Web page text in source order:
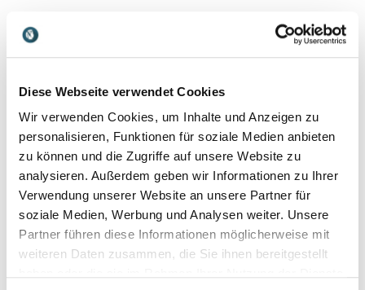
Diese Webseite verwendet Cookies
Wir verwenden Cookies, um Inhalte und Anzeigen zu
personalisieren, Funktionen für soziale Medien anbieten
zu können und die Zugriffe auf unsere Website zu
analysieren. Außerdem geben wir Informationen zu Ihrer
Verwendung unserer Website an unsere Partner für
soziale Medien, Werbung und Analysen weiter. Unsere
Partner führen diese Informationen möglicherweise mit
weiteren Daten zusammen, die Sie ihnen bereitgestellt
Servicekultur beschreibt die Art und Weise, wie
Unternehmen Kundenorientierung im Alltag leben – in
Sie entscheidet darüber, ob Kunden sich verstanden,
Gerade in wettbewerbsintensiven Märkten wird
exzellenter Service zu einem entscheidenden
Unterschied.
Für Unternehmen bedeutet eine starke Servicekultur
nicht nur zufriedenere Kunden, sondern auch
motiviertere Mitarbeitende, bessere Zusammenarbeit
und nachhaltige Kundenbindung. Unsere Referenten